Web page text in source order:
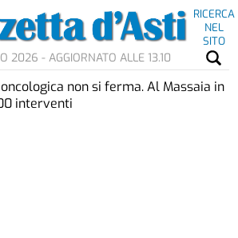
RICERCA
NEL
SITO
2026 - AGGIORNATO ALLE 13.10